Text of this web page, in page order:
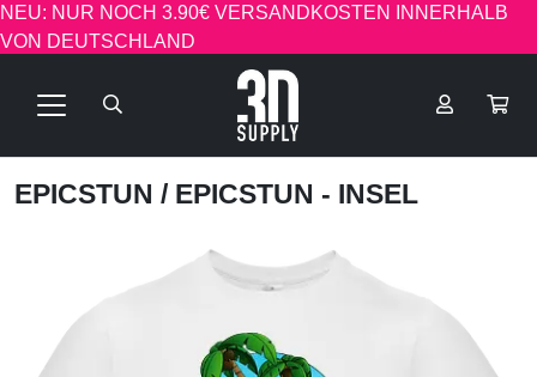
NEU: NUR NOCH 3.90€ VERSANDKOSTEN INNERHALB
VON DEUTSCHLAND
EPICSTUN / EPICSTUN - INSEL